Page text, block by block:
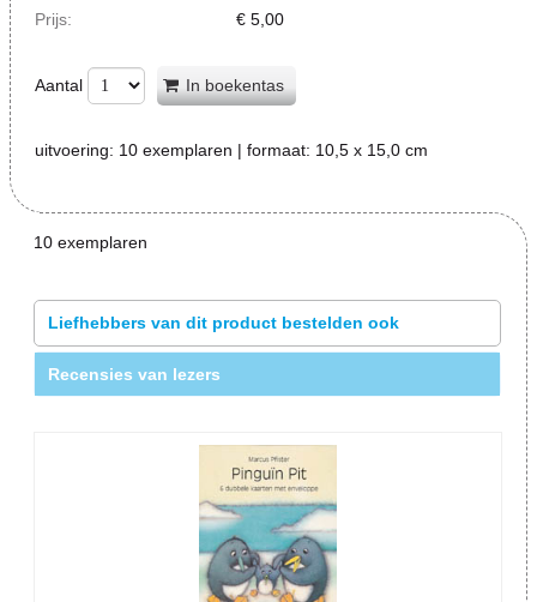
Prijs:
€5,00
Aantal In boekentas
uitvoering: 10 exemplaren | formaat: 10,5 x 15,0 cm
10 exemplaren
Liefhebbers van dit product bestelden ook
Recensies van lezers